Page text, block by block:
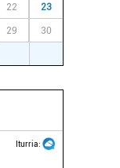
22 23
29 30
Iturria: